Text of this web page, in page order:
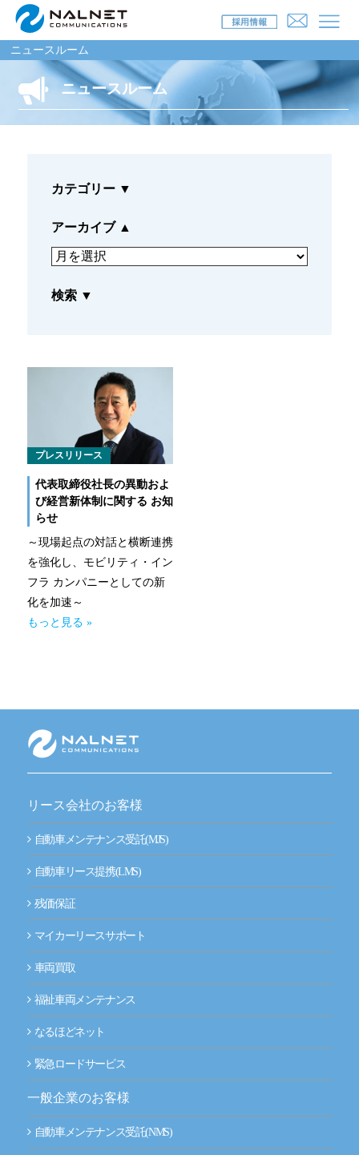
ニュースルーム
ニュースルーム
カテゴリー ▼
アーカイブ ▲
検索 ▼
プレスリリース
代表取締役社長の異動およ
び経営新体制に関する お知
らせ
～現場起点の対話と横断連携
を強化し、モビリティ・イン
フラ カンパニーとしての新
化を加速～
もっと見る »
リース会社のお客様
自動車メンテナンス受託(MJS)
自動車リース提携(LMS)
残価保証
マイカーリースサポート
車両買取
福祉車両メンテナンス
なるほどネット
緊急ロードサービス
一般企業のお客様
自動車メンテナンス受託(NMS)
リース会社のお客様
自動車リース提携(LMS)
残価保証
マイカーリースサポート
車両買取
緊急ロードサービス
一般企業のお客様
自動車メンテナンス受託(NMS)
自動車リース
車両買取
福祉車両メンテナンス
整備業務提携
momoCan
モビノワ
企業情報
ご挨拶
経営理念
企業概要
事業拠点（事務所一覧）